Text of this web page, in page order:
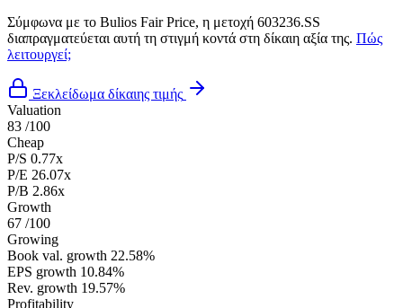
Σύμφωνα με το Bulios Fair Price, η μετοχή 603236.SS
διαπραγματεύεται αυτή τη στιγμή κοντά στη δίκαιη αξία της. Πώς
λειτουργεί;
Ξεκλείδωμα δίκαιης τιμής
Valuation
83 /100
Cheap
P/S 0.77x
P/E 26.07x
P/B 2.86x
Growth
67 /100
Growing
Book val. growth 22.58%
EPS growth 10.84%
Rev. growth 19.57%
Profitability